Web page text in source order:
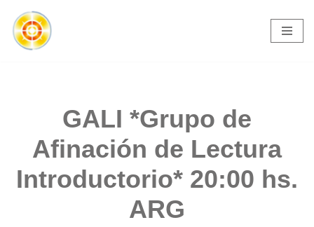
Saltar
GALI *Grupo de
Afinación de Lectura
Introductorio* 20:00 hs.
ARG